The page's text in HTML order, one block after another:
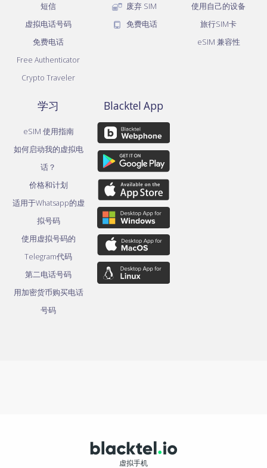
短信
虚拟电话号码
免费电话
Free Authenticator
Crypto Traveler
废弃 SIM
免费电话
使用自己的设备
旅行SIM卡
eSIM 兼容性
学习
eSIM 使用指南
如何启动我的虚拟电
话？
价格和计划
适用于Whatsapp的虚
拟号码
使用虚拟号码的
Telegram代码
第二电话号码
用加密货币购买电话
号码
Blacktel App
虚拟手机